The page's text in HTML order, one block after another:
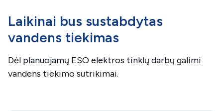
Laikinai bus sustabdytas
vandens tiekimas
Dėl planuojamų ESO elektros tinklų darbų galimi
vandens tiekimo sutrikimai.